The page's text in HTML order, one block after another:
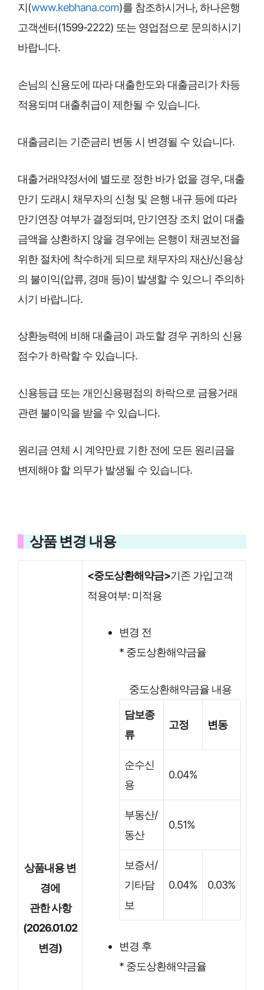
지(www.kebhana.com)를 참조하시거나, 하나은행
고객센터(1599-2222) 또는 영업점으로 문의하시기
바랍니다.
손님의 신용도에 따라 대출한도와 대출금리가 차등
적용되며 대출취급이 제한될 수 있습니다.
대출금리는 기준금리 변동 시 변경될 수 있습니다.
대출거래약정서에 별도로 정한 바가 없을 경우, 대출
만기 도래시 채무자의 신청 및 은행 내규 등에 따라
만기연장 여부가 결정되며, 만기연장 조치 없이 대출
금액을 상환하지 않을 경우에는 은행이 채권보전을
위한 절차에 착수하게 되므로 채무자의 재산/신용상
의 불이익(압류, 경매 등)이 발생할 수 있으니 주의하
시기 바랍니다.
상환능력에 비해 대출금이 과도할 경우 귀하의 신용
점수가 하락할 수 있습니다.
신용등급 또는 개인신용평점의 하락으로 금융거래
관련 불이익을 받을 수 있습니다.
원리금 연체 시 계약만료 기한 전에 모든 원리금을
변제해야 할 의무가 발생될 수 있습니다.
상품 변경 내용
상품내용 변
경에
관한 사항
(2026.01.02
변경)
<중도상환해약금>기존 가입고객
적용여부: 미적용
변경 전
* 중도상환해약금율
중도상환해약금율 내용
담보종
류
고정 변동
순수신
용
0.04%
부동산/
동산
0.51%
보증서/
기타담
보
0.04% 0.03%
변경 후
* 중도상환해약금율